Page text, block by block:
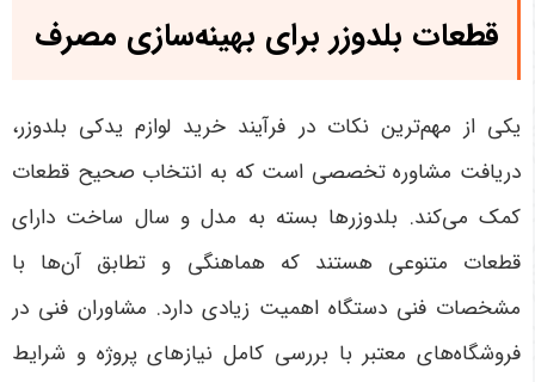
قطعات بلدوزر برای بهینه‌سازی مصرف
یکی از مهم‌ترین نکات در فرآیند خرید لوازم یدکی بلدوزر،
دریافت مشاوره تخصصی است که به انتخاب صحیح قطعات
کمک می‌کند. بلدوزرها بسته به مدل و سال ساخت دارای
قطعات متنوعی هستند که هماهنگی و تطابق آن‌ها با
مشخصات فنی دستگاه اهمیت زیادی دارد. مشاوران فنی در
فروشگاه‌های معتبر با بررسی کامل نیازهای پروژه و شرایط